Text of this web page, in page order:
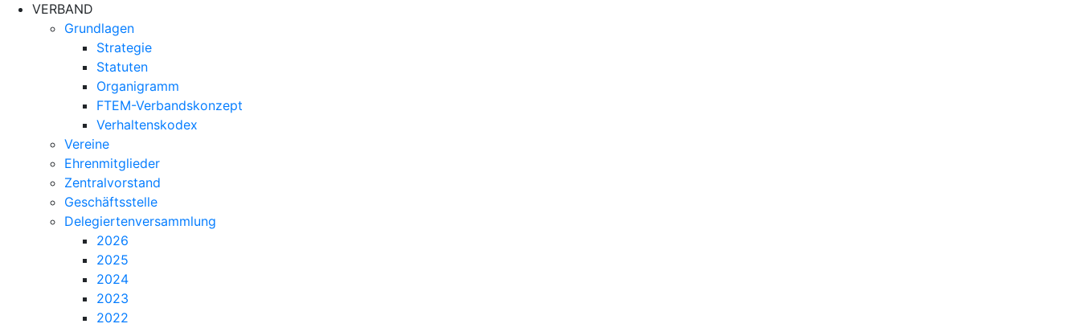
VERBAND
Grundlagen
Strategie
Statuten
Organigramm
FTEM-Verbandskonzept
Verhaltenskodex
Vereine
Ehrenmitglieder
Zentralvorstand
Geschäftsstelle
Delegiertenversammlung
2026
2025
2024
2023
2022